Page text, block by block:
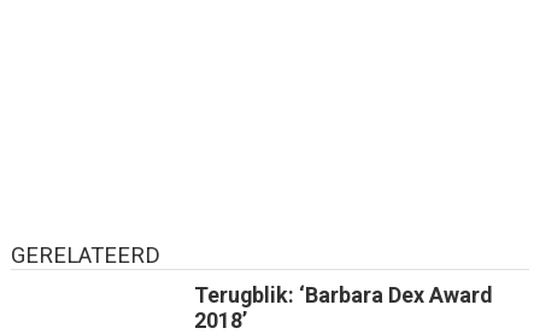
GERELATEERD
Terugblik: ‘Barbara Dex Award
2018’